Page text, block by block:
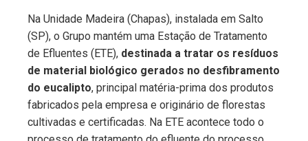
Na Unidade Madeira (Chapas), instalada em Salto
(SP), o Grupo mantém uma Estação de Tratamento
de Efluentes (ETE), destinada a tratar os resíduos
de material biológico gerados no desfibramento
do eucalipto, principal matéria-prima dos produtos
fabricados pela empresa e originário de florestas
cultivadas e certificadas. Na ETE acontece todo o